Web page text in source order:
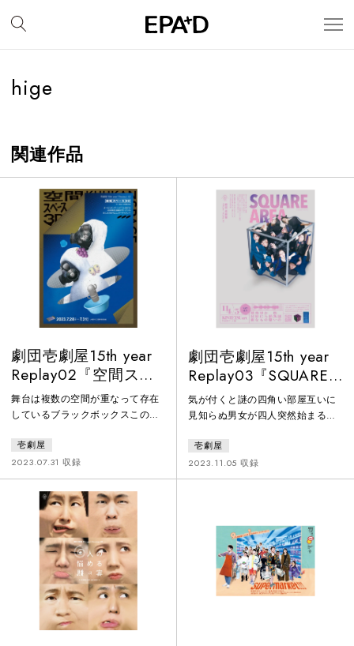
hige
関連作品
劇団壱劇屋15th year
Replay02『空間スペ
ース３Ｄ』
舞台は複数の空間が重なって存在
しているブラックボックスこの不
ある者は二次元空間へ消えた妻を
探すある者はゴミ処理場を作ろう
と画策するある者は土地を買い漁
って儲けようとするある者は盤上
の空間で戦っているある者は秘湯
の温泉を探しているある者はネッ
ト空間で成り上がろうとするある
者は…ある者は…空間の数だけド
ラマがあるそれらの空間が一つに
なる時空間は混沌に包まれる
壱劇屋
2023.07.31 収録
劇団壱劇屋15th year
Replay03『SQUARE
AREA』
気が付くと謎の四角い部屋互いに
見知らぬ男女が四人突然始まるカ
視覚できない刺客この部屋から出
る資格とは謎の部屋に閉じ込めら
れた人々に奇妙な出来事が次々と
壱劇屋
2023.11.05 収録